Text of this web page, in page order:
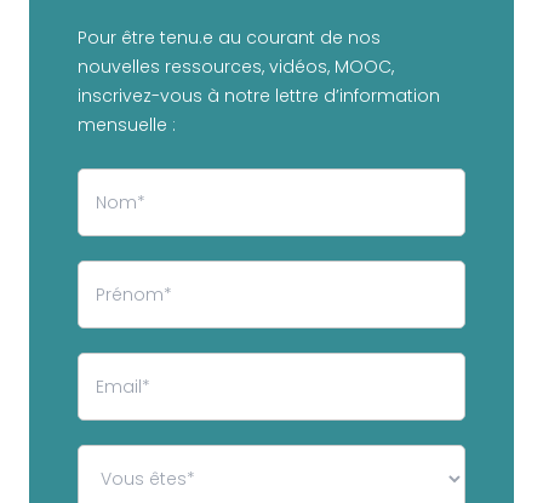
Pour être tenu.e au courant de nos
nouvelles ressources, vidéos, MOOC,
inscrivez-vous à notre lettre d’information
mensuelle :